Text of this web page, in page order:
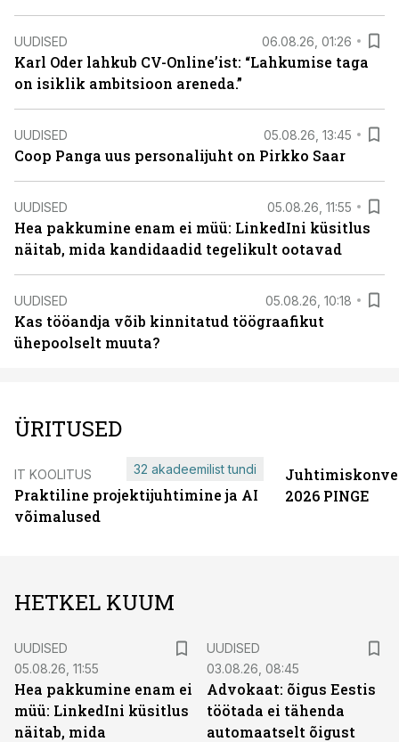
UUDISED 06.08.26, 01:26
Karl Oder lahkub CV-Online’ist: “Lahkumise taga
on isiklik ambitsioon areneda.”
UUDISED 05.08.26, 13:45
Coop Panga uus personalijuht on Pirkko Saar
UUDISED 05.08.26, 11:55
Hea pakkumine enam ei müü: LinkedIni küsitlus
näitab, mida kandidaadid tegelikult ootavad
UUDISED 05.08.26, 10:18
Kas tööandja võib kinnitatud töögraafikut
ühepoolselt muuta?
ÜRITUSED
IT KOOLITUS
Praktiline projektijuhtimine ja AI
võimalused
32 akadeemilist tundi
2026 PINGE
HETKEL KUUM
UUDISED
05.08.26, 11:55
Hea pakkumine enam ei
müü: LinkedIni küsitlus
näitab, mida
UUDISED
03.08.26, 08:45
Advokaat: õigus Eestis
töötada ei tähenda
automaatselt õigust